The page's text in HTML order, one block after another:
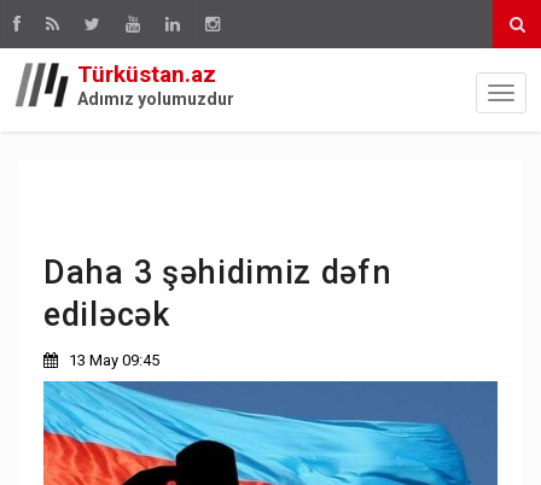
Türküstan.az
Adımız yolumuzdur
Daha 3 şəhidimiz dəfn
ediləcək
13 May 09:45